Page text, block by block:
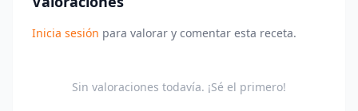
Inicia sesión para valorar y comentar esta receta.
Sin valoraciones todavía. ¡Sé el primero!